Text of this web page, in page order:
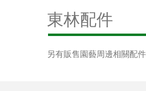
東林配件
另有販售園藝周邊相關配